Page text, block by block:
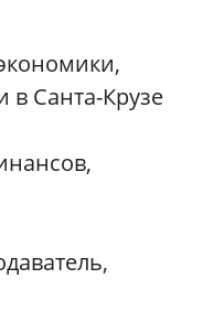
в Санта-Крузе